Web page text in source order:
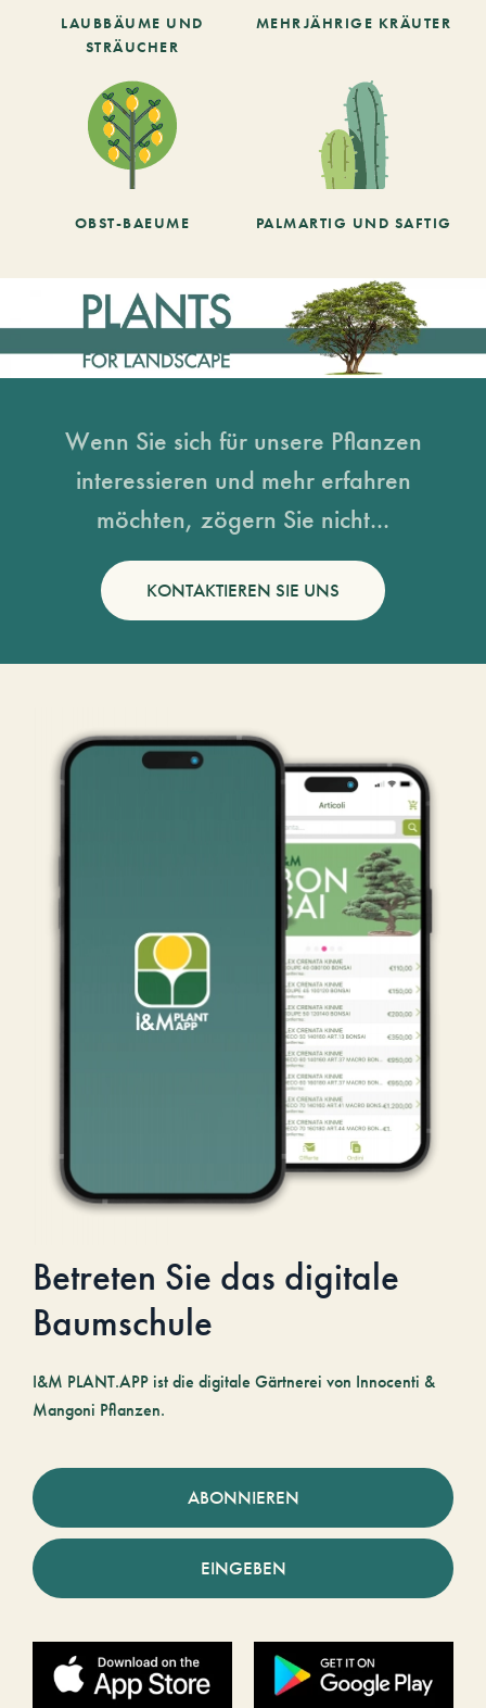
LAUBBÄUME UND
STRÄUCHER
MEHRJÄHRIGE KRÄUTER
OBST-BAEUME PALMARTIG UND SAFTIG
Wenn Sie sich für unsere Pflanzen
interessieren und mehr erfahren
möchten, zögern Sie nicht...
KONTAKTIEREN SIE UNS
Betreten Sie das digitale
Baumschule
I&M PLANT.APP ist die digitale Gärtnerei von Innocenti &
Mangoni Pflanzen.
ABONNIEREN
EINGEBEN